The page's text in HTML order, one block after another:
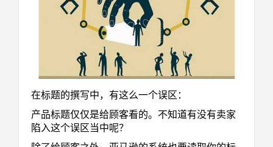
在标题的撰写中，有这么一个误区：
产品标题仅仅是给顾客看的。不知道有没有卖家
陷入这个误区当中呢？